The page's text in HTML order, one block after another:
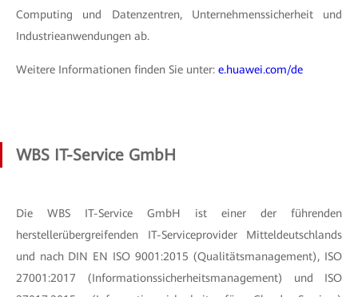
Computing und Datenzentren, Unternehmenssicherheit und
Industrieanwendungen ab.
Weitere Informationen finden Sie unter: e.huawei.com/de
WBS IT-Service GmbH
Die WBS IT-Service GmbH ist einer der führenden
herstellerübergreifenden IT-Serviceprovider Mitteldeutschlands
und nach DIN EN ISO 9001:2015 (Qualitätsmanagement), ISO
27001:2017 (Informationssicherheitsmanagement) und ISO